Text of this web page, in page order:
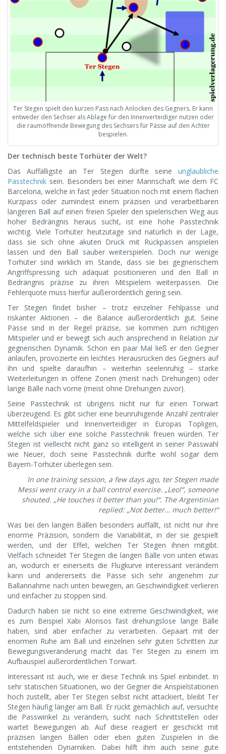
Ter Stegen spielt den kurzen Pass nach Anlocken des Gegners. Er kann
entweder den Sechser als Ablage für den Innenverteidiger nutzen oder
die raumöffnende Bewegung des Sechsers für Pässe auf den Achter
bespielen.
Der technisch beste Torhüter der Welt?
Das Auffälligste an Ter Stegen dürfte seine unglaubliche
Passtechnik sein. Besonders bei einer Mannschaft wie dem FC
Barcelona, welche in fast jeder Situation noch mit einem flachen
Kurzpass oder zumindest einem präzisen und verarbeitbaren
längeren Ball auf einen freien Spieler den spielerischen Weg aus
hoher Bedrängnis heraus sucht, ist eine hohe Passtechnik
wichtig. Viele Torhüter heutzutage sind natürlich in der Lage,
dass sie sich ohne akuten Druck mit Rückpässen anspielen
lassen und den Ball sauber weiterspielen. Doch nur wenige
Torhüter sind wirklich im Stande, dass sie bei gegnerischem
Angriffspressing sich adäquat positionieren und den Ball in
Bedrängnis präzise zu ihren Mitspielern weiterpassen. Die
Fehlerquote muss hierfür außerordentlich gering sein.
Ter Stegen findet bisher – trotz einzelner Fehlpässe und
riskanter Aktionen – die Balance außerordentlich gut. Seine
Pässe sind in der Regel präzise, sie kommen zum richtigen
Mitspieler und er bewegt sich auch ansprechend in Relation zur
gegnerischen Dynamik. Schon ein paar Mal ließ er den Gegner
anlaufen, provozierte ein leichtes Herausrücken des Gegners auf
ihn und spielte daraufhin – weiterhin seelenruhig – starke
Weiterleitungen in offene Zonen (meist nach Drehungen) oder
lange Bälle nach vorne (meist ohne Drehungen zuvor).
Seine Passtechnik ist übrigens nicht nur für einen Torwart
überzeugend. Es gibt sicher eine beunruhigende Anzahl zentraler
Mittelfeldspieler und Innenverteidiger in Europas Topligen,
welche sich über eine solche Passtechnik freuen würden. Ter
Stegen ist vielleicht nicht ganz so intelligent in seiner Passwahl
wie Neuer, doch seine Passtechnik dürfte wohl sogar dem
Bayern-Torhüter überlegen sein.
In one training session, a few days ago, ter Stegen made
Messi went crazy in a ball control exercise. „Leo!“, someone
shouted. „He touches it better than you!“. The Argentinian
replied: „Not better… much better!“
Was bei den langen Bällen besonders auffällt, ist nicht nur ihre
enorme Präzision, sondern die Variabilität, in der sie gespielt
werden, und der Effet, welchen Ter Stegen ihnen mitgibt.
Vielfach schneidet Ter Stegen die langen Bälle von unten etwas
an, wodurch er einerseits die Flugkurve interessant verändern
kann und andererseits die Pässe sich sehr angenehm zur
Ballannahme nach unten bewegen, an Geschwindigkeit verlieren
und einfacher zu stoppen sind.
Dadurch haben sie nicht so eine extreme Geschwindigkeit, wie
es zum Beispiel Xabi Alonsos fast drehungslose lange Bälle
haben, sind aber einfacher zu verarbeiten. Gepaart mit der
enormen Ruhe am Ball und einzelnen sehr guten Schritten zur
Bewegungsveränderung macht das Ter Stegen zu einem im
Aufbauspiel außerordentlichen Torwart.
Interessant ist auch, wie er diese Technik ins Spiel einbindet. In
sehr statischen Situationen, wo der Gegner die Anspielstationen
hoch zustellt, aber Ter Stegen selbst nicht attackiert, bleibt Ter
Stegen häufig länger am Ball. Er rückt gemächlich auf, versuchte
die Passwinkel zu verändern, sucht nach Schnittstellen oder
wartet Bewegungen ab. Auf diese reagiert er geschickt mit
präzisen langen Bällen oder eben guten Zuspielen in die
entstehenden Dynamiken. Dabei hilft ihm auch seine gute